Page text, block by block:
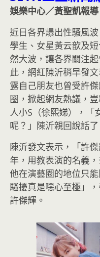
娛樂中心／黃聖凱報導
近日各界爆出性騷風
學生、女星黃云歆及
然大波，讓各界關注
此，網紅陳沂稍早發
露自己朋友也曾受許
圈，掀起網友熱議，
人小S（徐熙娣），「
呢？」陳沂親回說話了
陳沂發文表示，「許
年，用教表演的名義
他在演藝圈的地位只
騷擾真是噁心至極」
許傑輝。